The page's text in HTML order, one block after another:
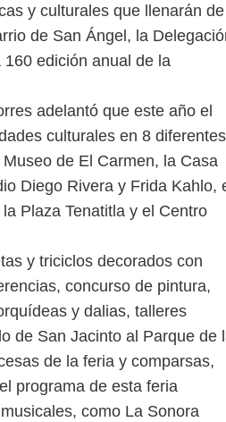
y culturales que llenarán de
de San Ángel, la
edición anual de la
adelantó que este año el
culturales en 8 diferentes
de El Carmen, la Casa
Diego Rivera y Frida Kahlo,
Plaza Tenatitla y el Centro
y triciclos decorados con
concurso de pintura,
y dalias, talleres
de San Jacinto al Parque de
de la feria y comparsas,
programa de esta feria
como La Sonora